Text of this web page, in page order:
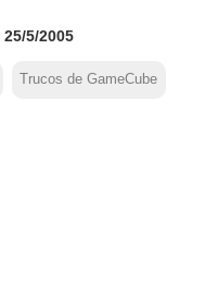
25/5/2005
Trucos de GameCube